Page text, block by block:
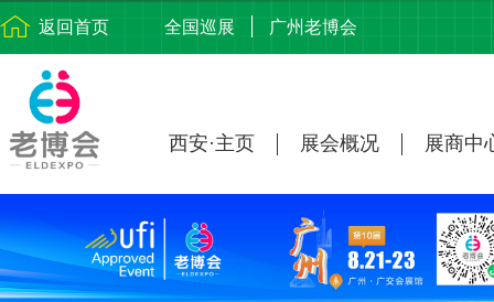
返回首页 全国巡展 广州老博会
西安·主页 展会概况 展商中